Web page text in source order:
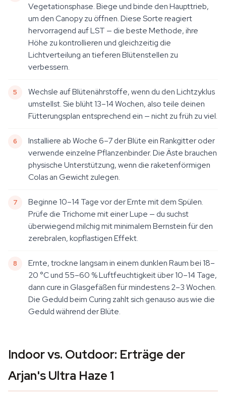
Vegetationsphase. Biege und binde den Haupttrieb,
um den Canopy zu öffnen. Diese Sorte reagiert
hervorragend auf LST — die beste Methode, ihre
Höhe zu kontrollieren und gleichzeitig die
Lichtverteilung an tieferen Blütenstellen zu
verbessern.
Wechsle auf Blütenährstoffe, wenn du den Lichtzyklus
umstellst. Sie blüht 13–14 Wochen, also teile deinen
Fütterungsplan entsprechend ein — nicht zu früh zu viel.
Installiere ab Woche 6–7 der Blüte ein Rankgitter oder
verwende einzelne Pflanzenbinder. Die Äste brauchen
physische Unterstützung, wenn die raketenförmigen
Colas an Gewicht zulegen.
Beginne 10–14 Tage vor der Ernte mit dem Spülen.
Prüfe die Trichome mit einer Lupe — du suchst
überwiegend milchig mit minimalem Bernstein für den
zerebralen, kopflastigen Effekt.
Ernte, trockne langsam in einem dunklen Raum bei 18–
20 °C und 55–60 % Luftfeuchtigkeit über 10–14 Tage,
dann cure in Glasgefäßen für mindestens 2–3 Wochen.
Die Geduld beim Curing zahlt sich genauso aus wie die
Geduld während der Blüte.
Indoor vs. Outdoor: Erträge der
Arjan's Ultra Haze 1